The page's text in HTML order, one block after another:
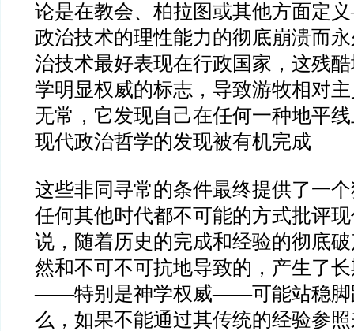
论是在教会、柏拉图或其他方面定义
政治技术的理性能力的彻底崩溃而
治技术最好表现在行政国家，这残
学明显权威的标志，导致游牧相对
无常，它发现自己在任何一种地平
现代政治哲学的发现被有机完成
这些非同寻常的条件最终提供了一
任何其他时代都不可能的方式批评
说，随着历史的完成和经验的彻底
然和不可不可抗地导致的，产生了
——特别是神学权威——可能站稳
么，如果不能通过其传统的经验参